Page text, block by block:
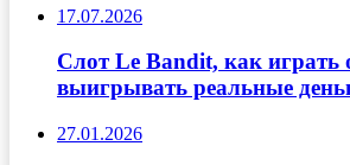
17.07.2026
Слот Le Bandit, как играть
выигрывать реальные
27.01.2026